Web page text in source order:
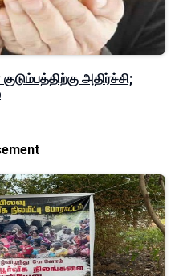
அதிர்ச்சி;